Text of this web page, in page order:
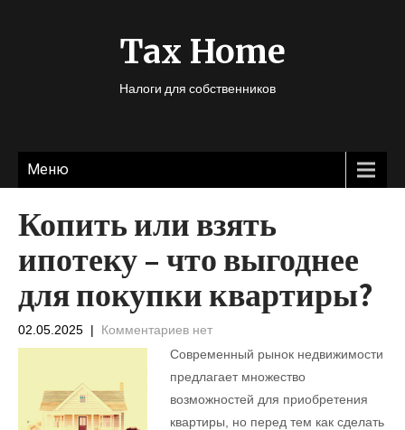
Tax Home
Налоги для собственников
Меню
Копить или взять
ипотеку – что выгоднее
для покупки квартиры?
02.05.2025 | Комментариев нет
Современный рынок недвижимости
предлагает множество
возможностей для приобретения
квартиры, но перед тем как сделать